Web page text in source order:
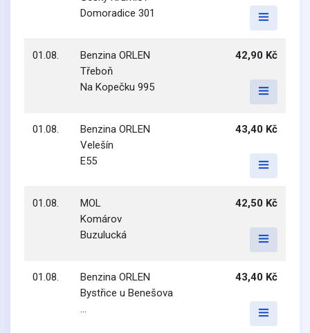
Domoradice 301
01.08.
Benzina ORLEN
Třeboň
Na Kopečku 995
42,90 Kč
01.08.
Benzina ORLEN
Velešín
E55
43,40 Kč
01.08.
MOL
Komárov
Buzulucká
42,50 Kč
01.08.
Benzina ORLEN
Bystřice u Benešova
...
43,40 Kč